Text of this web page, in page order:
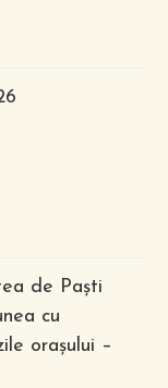
de Paști
cu
orașului –